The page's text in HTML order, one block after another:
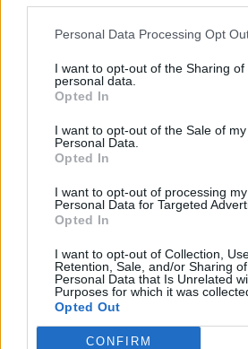
Personal Data Processing Opt
I want to opt-out of the Sharing of
personal data.
Opted In
I want to opt-out of the Sale of my
Personal Data.
Opted In
I want to opt-out of processing my
Personal Data for Targeted
Opted In
I want to opt-out of Collection,
Retention, Sale, and/or Sharing
Personal Data that Is Unrelated
Purposes for which it was
Opted Out
CONFIRM
– Lietuvių literatūrą, vaikų
nuostabūs pedagogai. Ten
viską, nes kitaip neišsisuksi.
– O kaip atsidūrėte
mokyklos bibliotekoje?
dirbate?
– Papensininkavusi kokį
neatradau savęs, todėl ir
mokyklą, kur maloniai